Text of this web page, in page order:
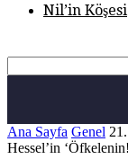
Nil’in Köşesi
Ana Sayfa Genel
Hessel’in